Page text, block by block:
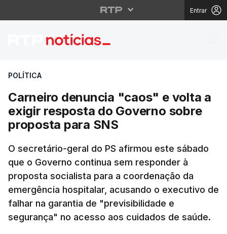
Entrar
Carneiro denuncia
POLÍTICA
Carneiro denuncia "caos" e volta a
exigir resposta do Governo sobre
proposta para SNS
O secretário-geral do PS afirmou este sábado
que o Governo continua sem responder à
proposta socialista para a coordenação da
emergência hospitalar, acusando o executivo de
falhar na garantia de "previsibilidade e
segurança" no acesso aos cuidados de saúde.